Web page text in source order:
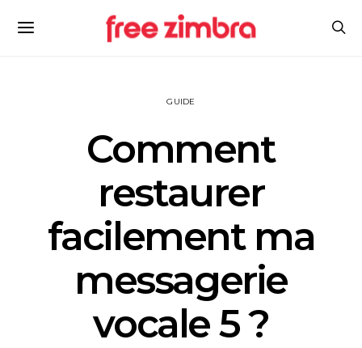
GUIDE
Comment
restaurer
facilement ma
messagerie
vocale 5 ?